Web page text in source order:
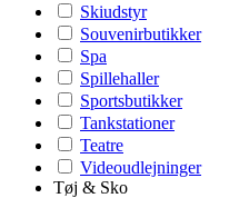
Skiudstyr
Souvenirbutikker
Spa
Spillehaller
Sportsbutikker
Tankstationer
Teatre
Videoudlejninger
Tøj & Sko